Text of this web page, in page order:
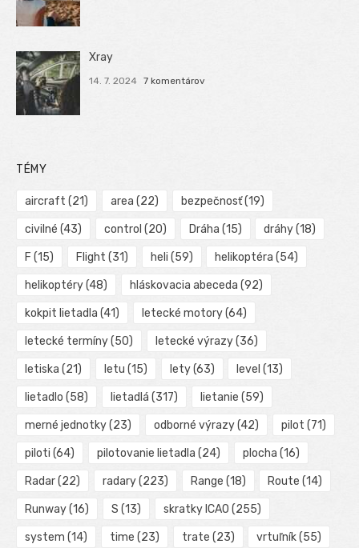
Xray
14. 7. 2024 7 komentárov
TÉMY
aircraft (21) area (22) bezpečnosť(19)
civilné (43) control (20) Dráha (15) dráhy(18)
F (15) Flight (31) heli (59) helikoptéra (54)
helikoptéry(48) hláskovacia abeceda (92)
kokpit lietadla (41) letecké motory(64)
letecké termíny(50) letecké výrazy(36)
letiska (21) letu (15) lety(63) level (13)
lietadlo (58) lietadlá (317) lietanie (59)
merné jednotky(23) odborné výrazy(42) pilot (71)
piloti (64) pilotovanie lietadla (24) plocha (16)
Radar(22) radary(223) Range (18) Route (14)
Runway(16) S (13) skratky ICAO (255)
system (14) time (23) trate (23) vrtuľník(55)